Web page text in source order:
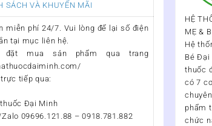
SÁCH VÀ KHUYẾN MÃI
miễn phí 24/7. Vui lòng để lại số điện
tại mục liên hệ.
đặt mua sản phẩm qua trang
tiếp qua:
Đại Minh
09696.121.88 – 0918.781.882
HỆ
MẸ &
Hệ
Bé Đại
thuốc
có7
phẩm
chức